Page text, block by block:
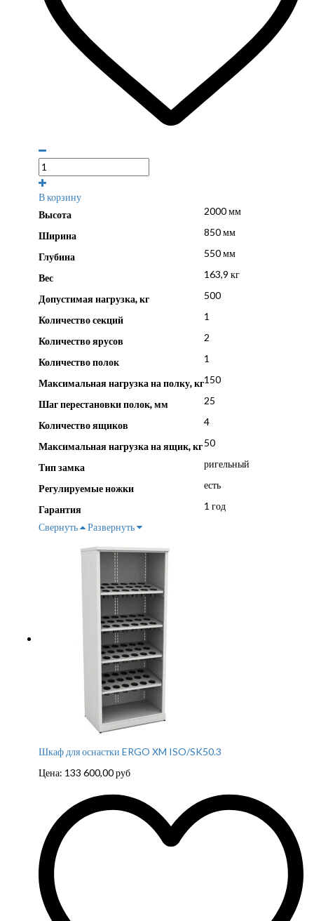
В корзину
Высота
2000 мм
Ширина 850 мм
Глубина 550 мм
Вес 163,9 кг
Допустимая нагрузка, кг 500
Количество секций 1
Количество ярусов 2
Количество полок 1
Максимальная нагрузка на полку, кг150
Шаг перестановки полок, мм 25
Количество ящиков 4
Максимальная нагрузка на ящик, кг50
Тип замка ригельный
Регулируемые ножки есть
Гарантия
1 год
Свернуть
Развернуть
Шкаф для оснастки ERGO XM ISO/SK50.3
Цена: 133 600,00руб